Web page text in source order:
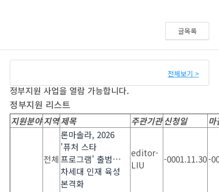
글목록
전체보기 >
정부지원 사업을 열람 가능합니다.
정부지원 리스트
지원분야지역제목 주관기관 신청일 마
전체
론마솔라, 2026
'퓨처 스타
프로그램' 출범…
차세대 인재 육성
본격화
editor-
LIU
-0001.11.30-